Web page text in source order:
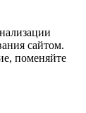
сайтом.
поменяйте